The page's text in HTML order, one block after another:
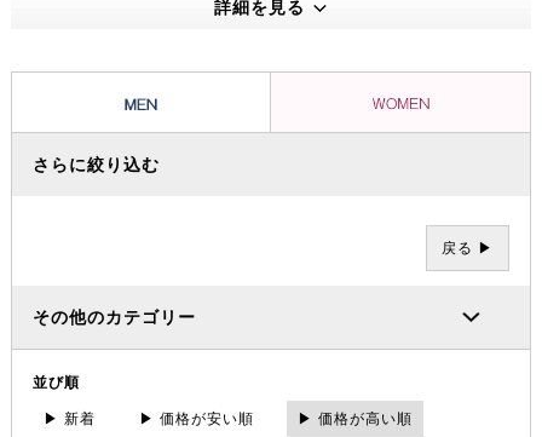
ッショナルたちから信頼を集め、数々の過酷な冒険やレースを支えてき
詳細を見る
さらに絞り込む
戻る ▶
その他のカテゴリー
並び順
▶ 新着 ▶ 価格が安い順 ▶ 価格が高い順